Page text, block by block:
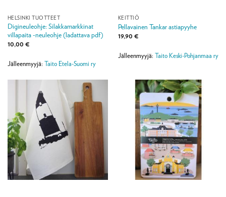
HELSINKI TUOTTEET
Digineuleohje: Silakkamarkkinat
villapaita -neuleohje (ladattava pdf)
10,00 €
Jälleenmyyjä: Taito Etela-Suomi ry
KEITTIÖ
Pellavainen Tankar astiapyyhe
19,90 €
Jälleenmyyjä: Taito Keski-Pohjanmaa ry